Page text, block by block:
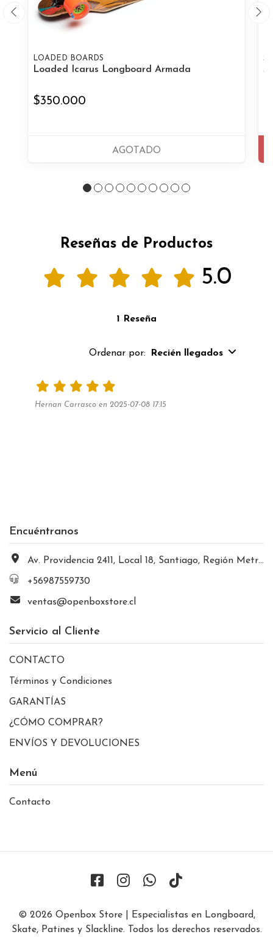
LOADED BOARDS
Loaded Icarus Longboard Armada
$350.000
AGOTADO
Reseñas de Productos
5.0
1 Reseña
Ordenar por: Recién llegados
Hernan Carrasco en 2025-07-08 17:15
Encuéntranos
Av. Providencia 2411, Local 18, Santiago, Región Metropolitana, Chile
+56987559730
ventas@openboxstore.cl
Servicio al Cliente
CONTACTO
Términos y Condiciones
GARANTÍAS
¿CÓMO COMPRAR?
ENVÍOS Y DEVOLUCIONES
Menú
Contacto
© 2026 Openbox Store | Especialistas en Longboard,
Skate, Patines y Slackline. Todos los derechos reservados.